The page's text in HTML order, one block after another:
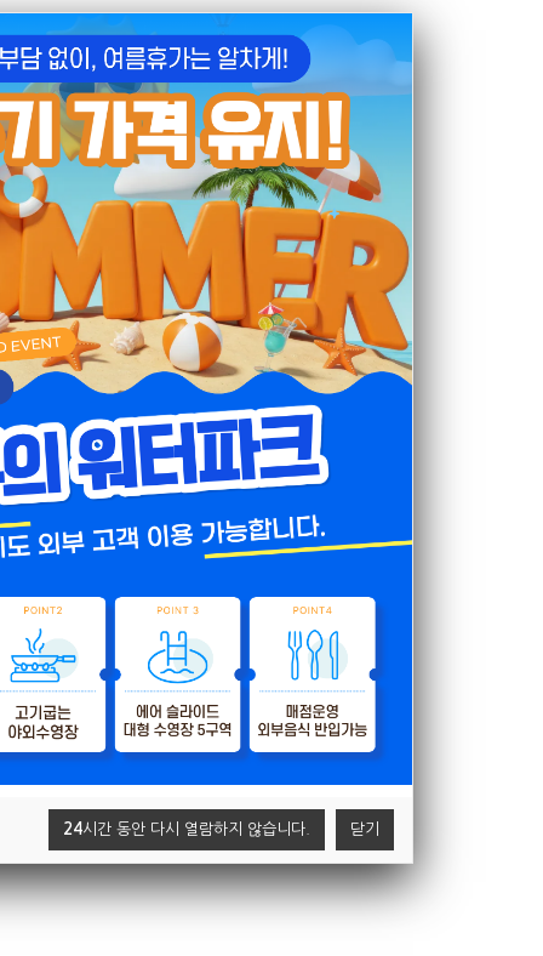
24시간 동안 다시 열람하지 않습니다. 닫기